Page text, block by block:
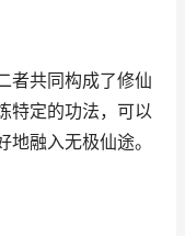
者共同构成了修仙
特定的功法，可以
融入无极仙途。